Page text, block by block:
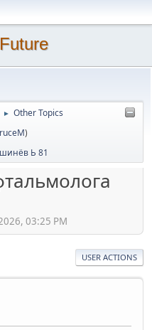
► Other Topics
)
Ь 81
03:25 PM
USER ACTIONS